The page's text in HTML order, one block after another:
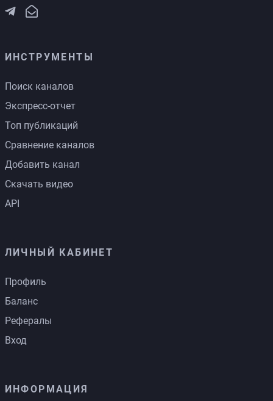
ИНСТРУМЕНТЫ
Поиск каналов
Экспресс-отчет
Топ публикаций
Сравнение каналов
Добавить канал
Скачать видео
API
ЛИЧНЫЙ КАБИНЕТ
Профиль
Баланс
Рефералы
Вход
ИНФОРМАЦИЯ